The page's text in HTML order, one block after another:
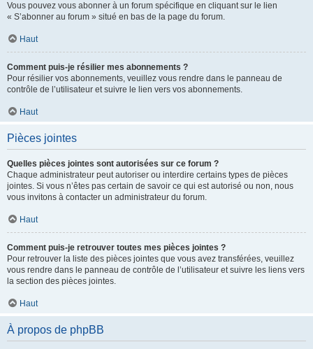
Vous pouvez vous abonner à un forum spécifique en cliquant sur le lien
« S’abonner au forum » situé en bas de la page du forum.
Haut
Comment puis-je résilier mes abonnements ?
Pour résilier vos abonnements, veuillez vous rendre dans le panneau de
contrôle de l’utilisateur et suivre le lien vers vos abonnements.
Haut
Pièces jointes
Quelles pièces jointes sont autorisées sur ce forum ?
Chaque administrateur peut autoriser ou interdire certains types de pièces
jointes. Si vous n’êtes pas certain de savoir ce qui est autorisé ou non, nous
vous invitons à contacter un administrateur du forum.
Haut
Comment puis-je retrouver toutes mes pièces jointes ?
Pour retrouver la liste des pièces jointes que vous avez transférées, veuillez
vous rendre dans le panneau de contrôle de l’utilisateur et suivre les liens vers
la section des pièces jointes.
Haut
À propos de phpBB